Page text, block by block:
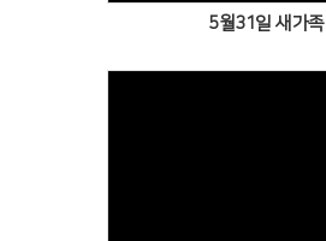
5월31일 새가족